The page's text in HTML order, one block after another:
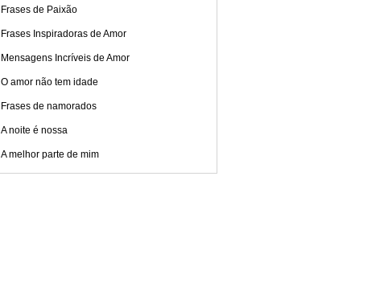
Frases de Paixão
Frases Inspiradoras de Amor
Mensagens Incríveis de Amor
O amor não tem idade
Frases de namorados
A noite é nossa
A melhor parte de mim